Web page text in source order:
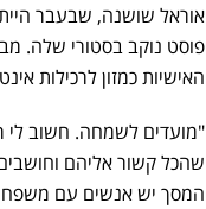
אוראל שושנה, שבעבר
פוסט נוקב בסטורי שלה.
האישיות כמזון לרכילות
"מועדים לשמחה. חשוב לי
שהכל קשור אליהם